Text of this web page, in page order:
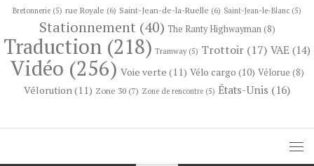
Bretonnerie (5) rue Royale (6) Saint-Jean-de-la-Ruelle (6) Saint-Jean-le-Blanc (5)
Stationnement (40) The Ranty Highwayman(8)
Traduction (218) Tramway(5) Trottoir (17) VAE (14)
Vidéo (256) Voie verte (11) Vélo cargo (10) Vélorue (8)
Vélorution(11) Zone 30 (7) Zone de rencontre (5) États-Unis (16)